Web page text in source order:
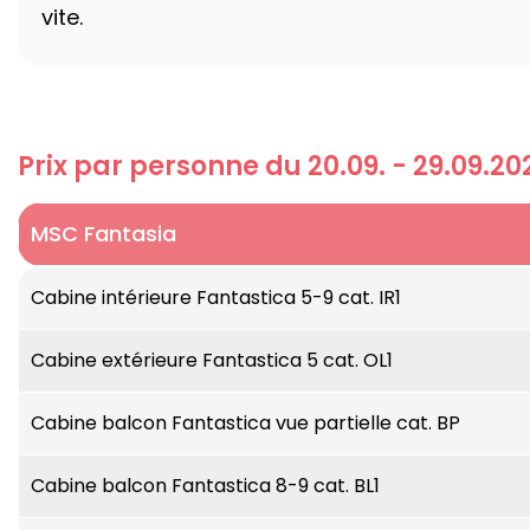
vite.
Prix par personne du 20.09. -
MSC Fantasia
MSC Fantasia allie la chaleur et le confort
authentiques, ce qui en fait l’endroit idéal
BRZ :137.936 tonnes
Nombre de passagers :
Équipage :environ 1.370
Cabine intérieure Fantastica 5-9 cat. IR1
Cabine extérieure Fantastica 5 cat. OL1
Cabine balcon Fantastica vue partielle cat. BP
Cabine balcon Fantastica 8-9 cat. BL1